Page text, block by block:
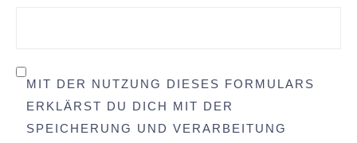
MIT DER NUTZUNG DIESES FORMULARS
ERKLÄRST DU DICH MIT DER
SPEICHERUNG UND VERARBEITUNG